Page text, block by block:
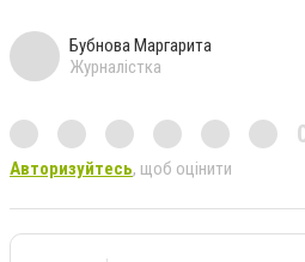
Бубнова Маргарита
Журналістка
Авторизуйтесь, щоб оцінити